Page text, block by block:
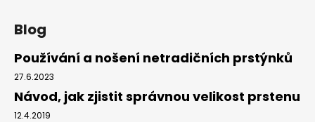
Blog
Používání a nošení netradičních prstýnků
27.6.2023
Návod, jak zjistit správnou velikost prstenu
12.4.2019